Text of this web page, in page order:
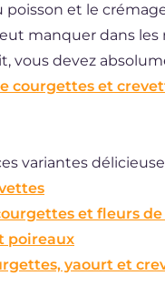
poisson et le
manquer dans les
vous devez
courgettes et
variantes
et fleurs
poireaux
yaourt et